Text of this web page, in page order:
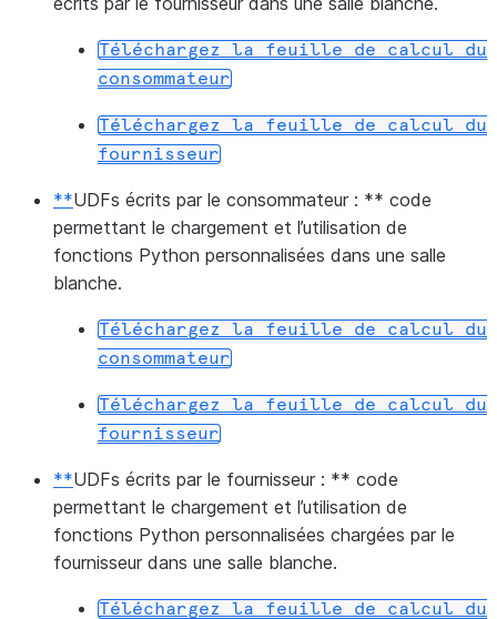
Téléchargez la feuille de calcul
du
consommateur
Téléchargez la feuille de calcul
du
fournisseur
**UDFs écrits par le consommateur : ** code
permettant le chargement et l’utilisation de
fonctions Python personnalisées dans une salle
blanche.
Téléchargez la feuille de calcul
du
consommateur
Téléchargez la feuille de calcul
du
fournisseur
**UDFs écrits par le fournisseur : ** code
permettant le chargement et l’utilisation de
fonctions Python personnalisées chargées par le
fournisseur dans une salle blanche.
Téléchargez la feuille de calcul
du